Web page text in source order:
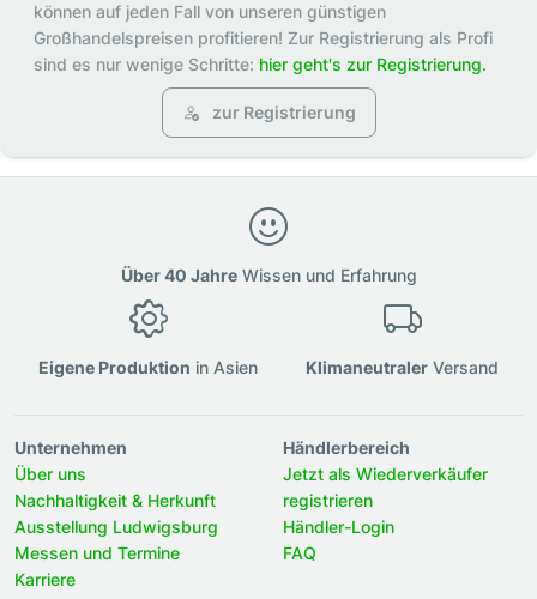
können auf jeden Fall von unseren günstigen
Großhandelspreisen profitieren! Zur Registrierung als Profi
sind es nur wenige Schritte: hier geht's zur Registrierung.
zur Registrierung
Über 40 JahreWissen und Erfahrung
Eigene Produktion in Asien Klimaneutraler Versand
Unternehmen
Über uns
Nachhaltigkeit & Herkunft
Ausstellung Ludwigsburg
Messen und Termine
Karriere
Händlerbereich
Jetzt als Wiederverkäufer
registrieren
Händler-Login
FAQ